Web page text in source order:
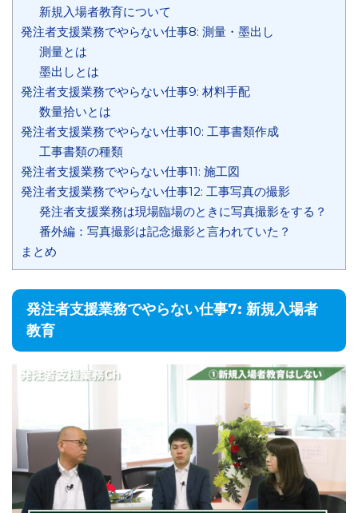
新規入場者教育について
発注者支援業務でやらない仕事8: 測量・墨出し
測量とは
墨出しとは
発注者支援業務でやらない仕事9: 材料手配
数量拾いとは
発注者支援業務でやらない仕事10: 工事書類作成
工事書類の種類
発注者支援業務でやらない仕事11: 施工図
発注者支援業務でやらない仕事12: 工事写真の撮影
発注者支援業務は現場臨場のときに写真撮影をする？
番外編：写真撮影は記念撮影と言われていた？
まとめ
発注者支援業務でやらない仕事7: 新規入場者
教育